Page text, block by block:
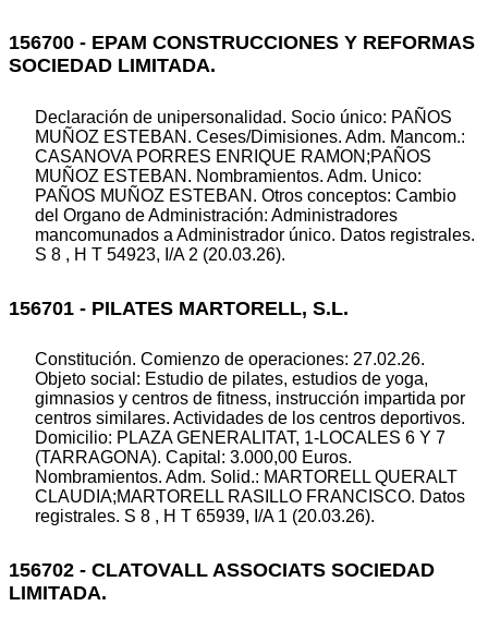
156700 - EPAM CONSTRUCCIONES Y REFORMAS
SOCIEDAD LIMITADA.
Declaración de unipersonalidad. Socio único: PAÑOS
MUÑOZ ESTEBAN. Ceses/Dimisiones. Adm. Mancom.:
CASANOVA PORRES ENRIQUE RAMON;PAÑOS
MUÑOZ ESTEBAN. Nombramientos. Adm. Unico:
PAÑOS MUÑOZ ESTEBAN. Otros conceptos: Cambio
del Organo de Administración: Administradores
mancomunados a Administrador único. Datos registrales.
S 8 , H T 54923, I/A 2 (20.03.26).
156701 - PILATES MARTORELL, S.L.
Constitución. Comienzo de operaciones: 27.02.26.
Objeto social: Estudio de pilates, estudios de yoga,
gimnasios y centros de fitness, instrucción impartida por
centros similares. Actividades de los centros deportivos.
Domicilio: PLAZA GENERALITAT, 1-LOCALES 6 Y 7
(TARRAGONA). Capital: 3.000,00 Euros.
Nombramientos. Adm. Solid.: MARTORELL QUERALT
CLAUDIA;MARTORELL RASILLO FRANCISCO. Datos
registrales. S 8 , H T 65939, I/A 1 (20.03.26).
156702 - CLATOVALL ASSOCIATS SOCIEDAD
LIMITADA.